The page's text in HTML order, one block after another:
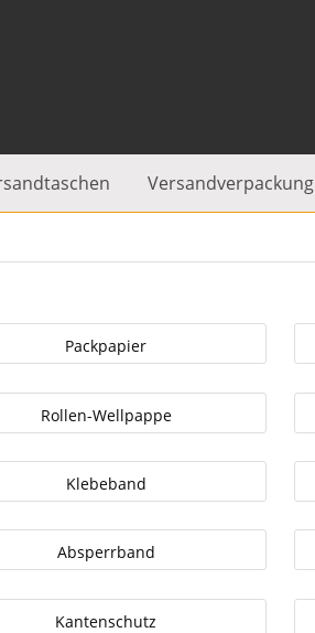
Versandverpackung
Packpapier
Rollen-Wellpappe
Klebeband
Absperrband
Kantenschutz